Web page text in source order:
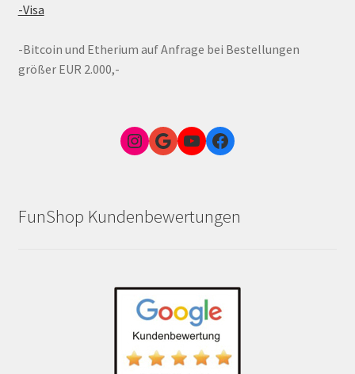
-Visa
-Bitcoin und Etherium auf Anfrage bei Bestellungen
größer EUR 2.000,-
Instagram
Google Link zum FunShop WienYouTubeFacebook
FunShop Kundenbewertungen